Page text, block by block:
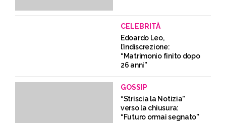
CELEBRITÀ
Edoardo Leo,
l’indiscrezione:
“Matrimonio finito dopo
26 anni”
GOSSIP
“Striscia la Notizia”
verso la chiusura:
“Futuro ormai segnato”